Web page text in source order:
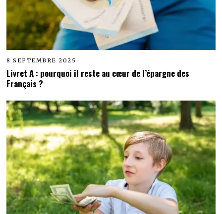
8 SEPTEMBRE 2025
Livret A : pourquoi il reste au cœur de l’épargne des
Français ?